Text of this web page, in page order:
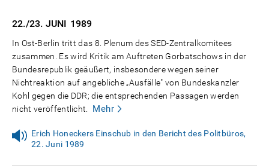
22./23. JUNI 1989
In Ost-Berlin tritt das 8. Plenum des SED-Zentralkomitees
zusammen. Es wird Kritik am Auftreten Gorbatschows in der
Bundesrepublik geäußert, insbesondere wegen seiner
Nichtreaktion auf angebliche „Ausfälle" von Bundeskanzler
Kohl gegen die DDR; die entsprechenden Passagen werden
nicht veröffentlicht.
Mehr
Erich Honeckers Einschub in den Bericht des Politbüros,
22. Juni 1989